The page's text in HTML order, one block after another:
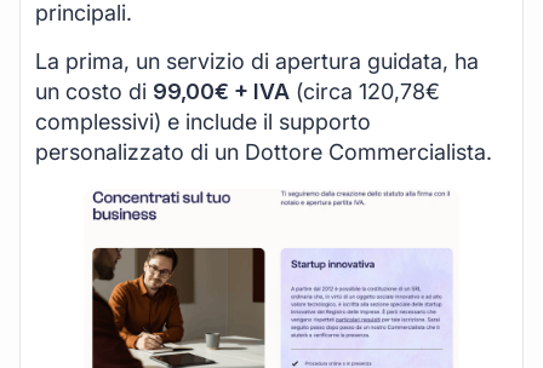
principali.
La prima, un servizio di apertura guidata, ha
un costo di 99,00€ + IVA (circa 120,78€
complessivi) e include il supporto
personalizzato di un Dottore Commercialista.